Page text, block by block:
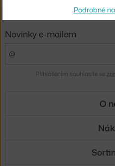
Podrobné
Novinky e-mailem
Přihlášením souhlasíte se
O